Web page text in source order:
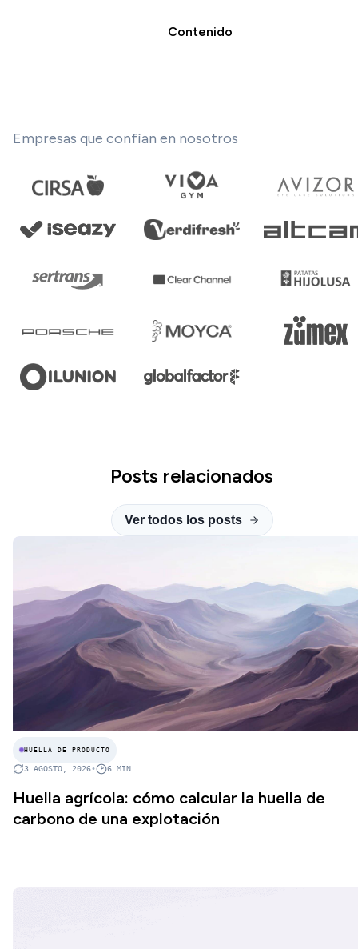
Contenido
Empresas que confían en nosotros
Posts relacionados
Ver todos los posts
HUELLA DE PRODUCTO
3 AGOSTO, 2026• 6 MIN
Huella agrícola: cómo calcular la huella de
carbono de una explotación